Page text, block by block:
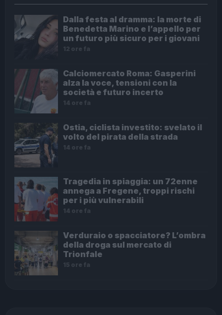
Dalla festa al dramma: la morte di
Benedetta Marino e l’appello per
un futuro più sicuro per i giovani
12 ore fa
Calciomercato Roma: Gasperini
alza la voce, tensioni con la
società e futuro incerto
14 ore fa
Ostia, ciclista investito: svelato il
volto del pirata della strada
14 ore fa
Tragedia in spiaggia: un 72enne
annega a Fregene, troppi rischi
per i più vulnerabili
14 ore fa
Verduraio o spacciatore? L’ombra
della droga sul mercato di
Trionfale
15 ore fa